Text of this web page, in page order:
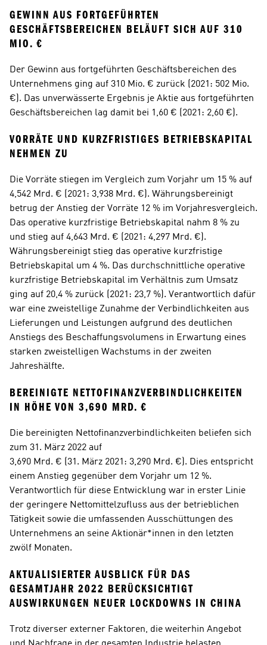
GEWINN AUS FORTGEFÜHRTEN
GESCHÄFTSBEREICHEN BELÄUFT SICH AUF 310
MIO. €
Der Gewinn aus fortgeführten Geschäftsbereichen des
Unternehmens ging auf 310 Mio. € zurück (2021: 502 Mio.
€). Das unverwässerte Ergebnis je Aktie aus fortgeführten
Geschäftsbereichen lag damit bei 1,60 € (2021: 2,60 €).
VORRÄTE UND KURZFRISTIGES BETRIEBSKAPITAL
NEHMEN ZU
Die Vorräte stiegen im Vergleich zum Vorjahr um 15 % auf
4,542 Mrd. € (2021: 3,938 Mrd. €). Währungsbereinigt
betrug der Anstieg der Vorräte 12 % im Vorjahresvergleich.
Das operative kurzfristige Betriebskapital nahm 8 % zu
und stieg auf 4,643 Mrd. € (2021: 4,297 Mrd. €).
Währungsbereinigt stieg das operative kurzfristige
Betriebskapital um 4 %. Das durchschnittliche operative
kurzfristige Betriebskapital im Verhältnis zum Umsatz
ging auf 20,4 % zurück (2021: 23,7 %). Verantwortlich dafür
war eine zweistellige Zunahme der Verbindlichkeiten aus
Lieferungen und Leistungen aufgrund des deutlichen
Anstiegs des Beschaffungsvolumens in Erwartung eines
starken zweistelligen Wachstums in der zweiten
Jahreshälfte.
BEREINIGTE NETTOFINANZVERBINDLICHKEITEN
IN HÖHE VON 3,690 MRD. €
Die bereinigten Nettofinanzverbindlichkeiten beliefen sich
zum 31. März 2022 auf
3,690 Mrd. € (31. März 2021: 3,290 Mrd. €). Dies entspricht
einem Anstieg gegenüber dem Vorjahr um 12 %.
Verantwortlich für diese Entwicklung war in erster Linie
der geringere Nettomittelzufluss aus der betrieblichen
Tätigkeit sowie die umfassenden Ausschüttungen des
Unternehmens an seine Aktionär*innen in den letzten
zwölf Monaten.
AKTUALISIERTER AUSBLICK FÜR DAS
GESAMTJAHR 2022 BERÜCKSICHTIGT
AUSWIRKUNGEN NEUER LOCKDOWNS IN CHINA
Trotz diverser externer Faktoren, die weiterhin Angebot